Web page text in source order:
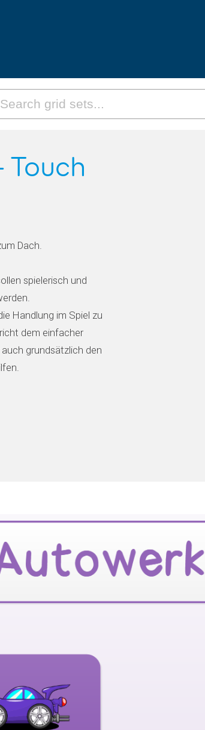
Dach.
spielerisch und
Handlung im Spiel zu
dem einfacher
grundsätzlich den